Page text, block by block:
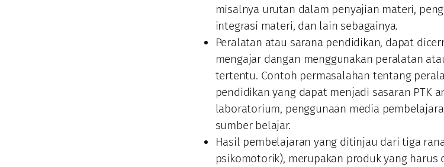
misalnya urutan dalam penyajian materi,
integrasi materi, dan lain sebagainya.
Peralatan atau sarana pendidikan, dapat
mengajar dangan menggunakan peralatan
tertentu. Contoh permasalahan tentang
pendidikan yang dapat menjadi sasaran PTK
laboratorium, penggunaan media
sumber belajar.
Hasil pembelajaran yang ditinjau dari tiga
psikomotorik), merupakan produk yang